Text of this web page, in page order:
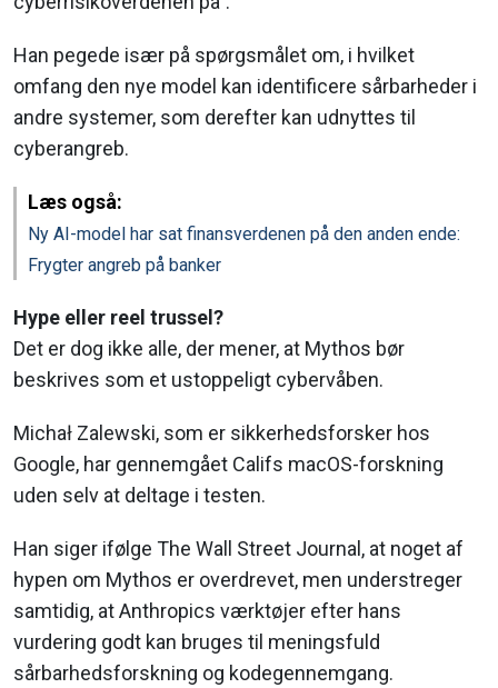
Han pegede især på spørgsmålet om, i hvilket
omfang den nye model kan identificere sårbarheder i
andre systemer, som derefter kan udnyttes til
cyberangreb.
Læs også:
Ny AI-model har sat finansverdenen på den anden ende:
Frygter angreb på banker
Hype eller reel trussel?
Det er dog ikke alle, der mener, at Mythos bør
beskrives som et ustoppeligt cybervåben.
Michał Zalewski, som er sikkerhedsforsker hos
Google, har gennemgået Califs macOS-forskning
uden selv at deltage i testen.
Han siger ifølge The Wall Street Journal, at noget af
hypen om Mythos er overdrevet, men understreger
samtidig, at Anthropics værktøjer efter hans
vurdering godt kan bruges til meningsfuld
sårbarhedsforskning og kodegennemgang.